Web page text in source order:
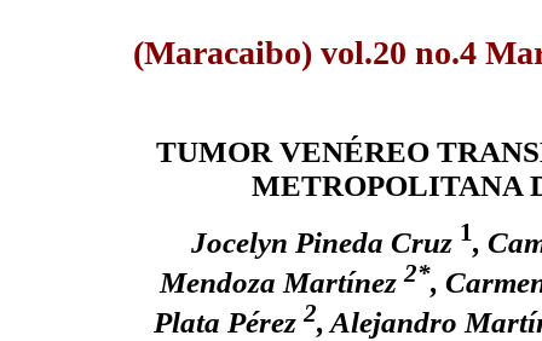
(Maracaibo) vol.20 no.4
TUMOR VENÉREO
METROPOLITANA
Jocelyn Pineda Cruz 1,
Mendoza Martínez2*,
Plata Pérez2, Alejandro